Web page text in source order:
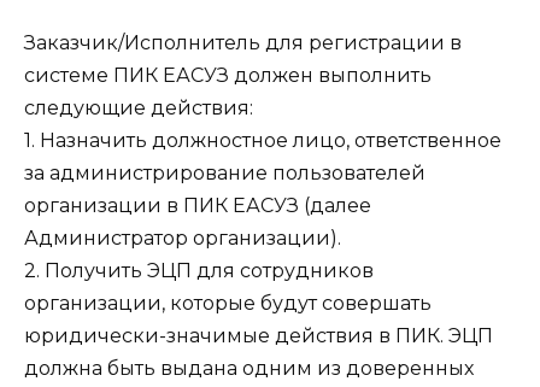
Заказчик/Исполнитель для регистрации в
системе ПИК ЕАСУЗ должен выполнить
следующие действия:
1. Назначить должностное лицо, ответственное
за администрирование пользователей
организации в ПИК ЕАСУЗ (далее
Администратор организации).
2. Получить ЭЦП для сотрудников
организации, которые будут совершать
юридически-значимые действия в ПИК. ЭЦП
должна быть выдана одним из доверенных